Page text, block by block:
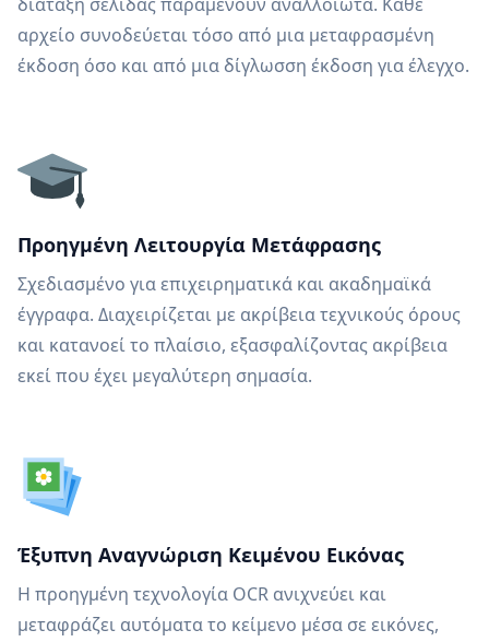
αρχείο συνοδεύεται τόσο από μια μεταφρασμένη
έκδοση όσο και από μια δίγλωσση έκδοση για έλεγχο.
Προηγμένη Λειτουργία Μετάφρασης
Σχεδιασμένο για επιχειρηματικά και ακαδημαϊκά
έγγραφα. Διαχειρίζεται με ακρίβεια τεχνικούς όρους
και κατανοεί το πλαίσιο, εξασφαλίζοντας ακρίβεια
εκεί που έχει μεγαλύτερη σημασία.
Έξυπνη Αναγνώριση Κειμένου Εικόνας
Η προηγμένη τεχνολογία OCR ανιχνεύει και
μεταφράζει αυτόματα το κείμενο μέσα σε εικόνες,